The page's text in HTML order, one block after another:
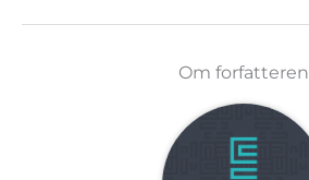
Om forfatteren